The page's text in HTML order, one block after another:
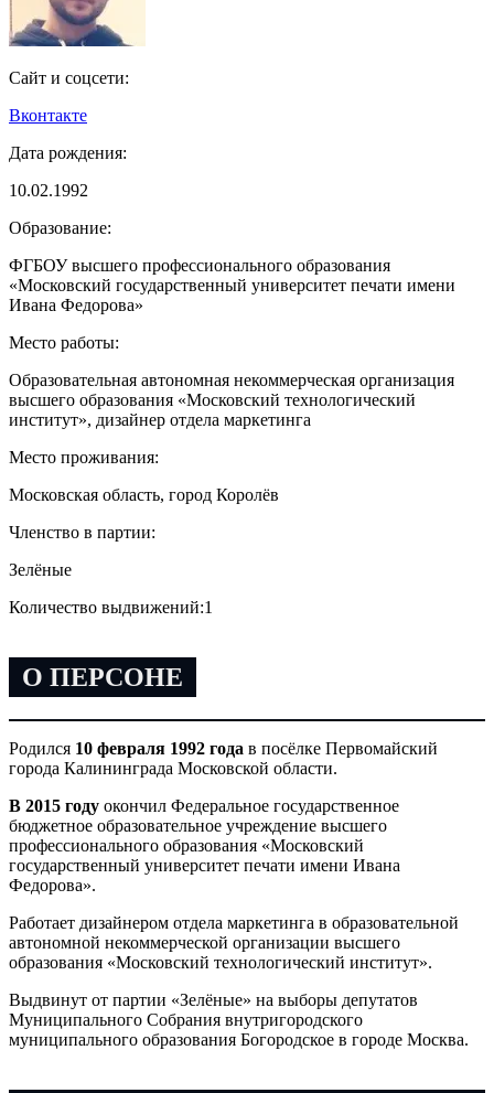
Сайт и соцсети:
Вконтакте
Дата рождения:
10.02.1992
Образование:
ФГБОУ высшего профессионального образования
«Московский государственный университет печати имени
Ивана Федорова»
Место работы:
Образовательная автономная некоммерческая организация
высшего образования «Московский технологический
институт», дизайнер отдела маркетинга
Место проживания:
Московская область, город Королёв
Членство в партии:
Зелёные
Количество выдвижений:1
О ПЕРСОНЕ
Родился 10 февраля 1992 года в посёлке Первомайский
города Калининграда Московской области.
В 2015 году окончил Федеральное государственное
бюджетное образовательное учреждение высшего
профессионального образования «Московский
государственный университет печати имени Ивана
Федорова».
Работает дизайнером отдела маркетинга в образовательной
автономной некоммерческой организации высшего
образования «Московский технологический институт».
Выдвинут от партии «Зелёные» на выборы депутатов
Муниципального Собрания внутригородского
муниципального образования Богородское в городе Москва.